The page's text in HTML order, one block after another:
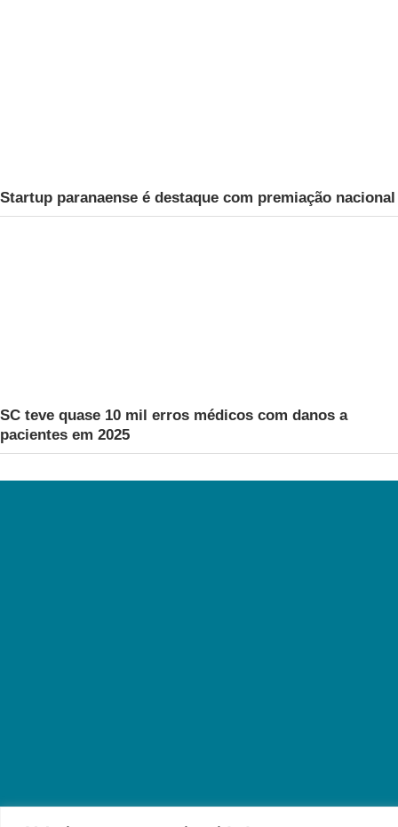
Startup paranaense é destaque com premiação nacional
SC teve quase 10 mil erros médicos com danos a
pacientes em 2025